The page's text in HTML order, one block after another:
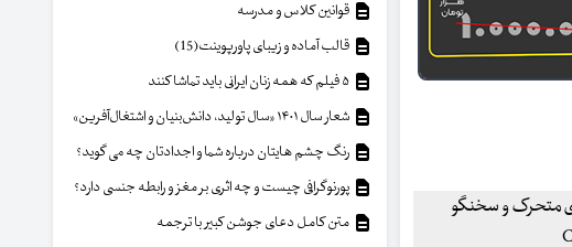
قوانین کلاس و مدرسه
قالب آماده و زیبای پاورپوینت(15)
شعار سال ۱۴۰۱ «سال تولید، دانش‌بنیان و اشتغال‌آفرین»
رنگ چشم هایتان درباره شما و اجدادتان چه می گوید؟
پورنوگرافی چیست و چه اثری بر مغز و رابطه جنسی دارد؟
متن کامل دعای جوشن کبیر با ترجمه